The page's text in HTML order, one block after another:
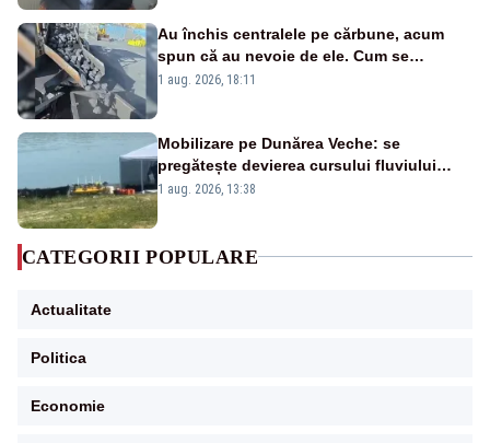
Au închis centralele pe cărbune, acum
spun că au nevoie de ele. Cum se
pasează vina în plină criză energetică
1 aug. 2026, 18:11
Mobilizare pe Dunărea Veche: se
pregătește devierea cursului fluviului
către Cernavodă – VIDEO
1 aug. 2026, 13:38
CATEGORII POPULARE
Actualitate
Politica
Economie